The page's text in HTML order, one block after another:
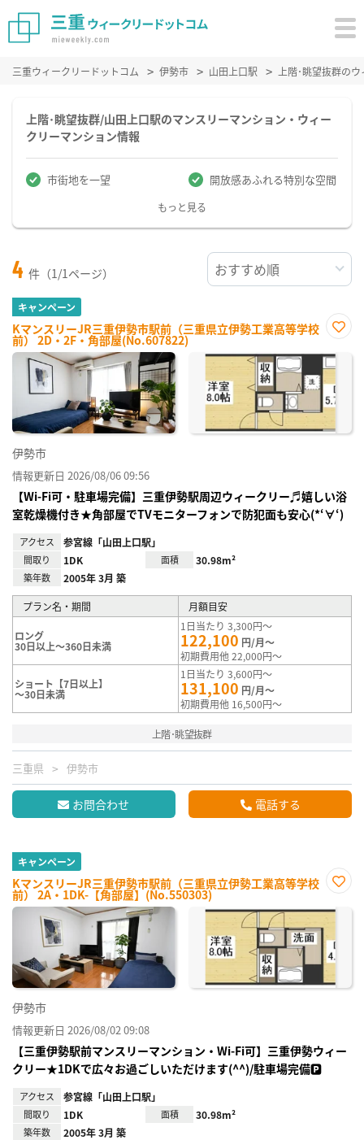
三重ウィークリードットコム 伊勢市 山田上口駅 上階･眺望抜群の
上階･眺望抜群/山田上口駅のマンスリーマンション・ウィー
クリーマンション情報
市街地を一望 開放感あふれる特別な空間
もっと見る
4 件（1/1ページ）
キャンペーン
KマンスリーJR三重伊勢市駅前（三重県立伊勢工業高等学校
前） 2D・2F・角部屋(No.607822)
に入
り登
伊勢市
情報更新日 2026/08/06 09:56
【Wi-Fi可・駐車場完備】三重伊勢駅周辺ウィークリー♬嬉しい浴
室乾燥機付き★角部屋でTVモニターフォンで防犯面も安心(*‘∀‘)
アクセス 参宮線「山田上口駅」
間取り 1DK 面積 30.98m²
築年数 2005年 3月 築
プラン名・期間 月額目安
ロング
30日以上～360日未満
1日当たり 3,300円～
122,100 円/月～
初期費用他 22,000円～
ショート【7日以上】
～30日未満
1日当たり 3,600円～
131,100 円/月～
初期費用他 16,500円～
上階･眺望抜群
三重県 伊勢市
お問合わせ 電話する
キャンペーン
KマンスリーJR三重伊勢市駅前（三重県立伊勢工業高等学校
前） 2A・1DK-【角部屋】(No.550303)
に入
伊勢市
情報更新日 2026/08/02 09:08
【三重伊勢駅前マンスリーマンション・Wi-Fi可】三重伊勢ウィー
クリー★1DKで広々お過ごしいただけます(^^)/駐車場完備🅿
アクセス 参宮線「山田上口駅」
間取り 1DK 面積 30.98m²
築年数 2005年 3月 築